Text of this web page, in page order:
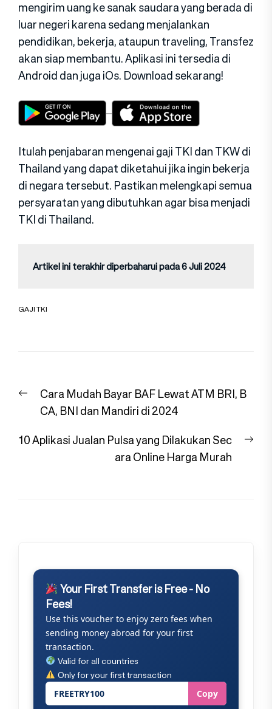
mengirim uang ke sanak saudara yang berada di
luar negeri karena sedang menjalankan
pendidikan, bekerja, ataupun traveling, Transfez
akan siap membantu. Aplikasi ini tersedia di
Android dan juga iOs. Download sekarang!
Itulah penjabaran mengenai gaji TKI dan TKW di
Thailand yang dapat diketahui jika ingin bekerja
di negara tersebut. Pastikan melengkapi semua
persyaratan yang dibutuhkan agar bisa menjadi
TKI di Thailand.
Artikel ini terakhir diperbaharui pada 6 Juli 2024
GAJI TKI
pos
Previous
post:
Cara Mudah Bayar BAF Lewat ATM BRI, B
CA, BNI dan Mandiri di 2024
10 Aplikasi Jualan Pulsa yang Dilakukan Sec
ara Online Harga Murah
Your First Transfer is Free - No
Fees!
Use this voucher to enjoy zero fees when
sending money abroad for your first
transaction.
Valid for all countries
Only for your first transaction
FREETRY100 Copy